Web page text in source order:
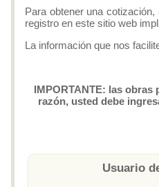
Para obtener una
registro en este sitio web
La información que nos
IMPORTANTE: las
razón, usted debe
Usuario